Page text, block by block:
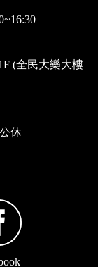
(全民大樂大樓
休